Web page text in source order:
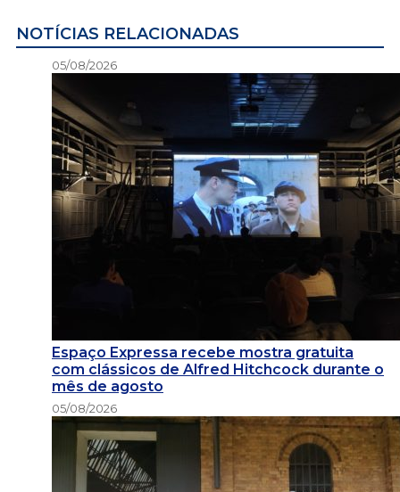
NOTÍCIAS RELACIONADAS
05/08/2026
Espaço Expressa recebe mostra gratuita
com clássicos de Alfred Hitchcock durante o
mês de agosto
05/08/2026